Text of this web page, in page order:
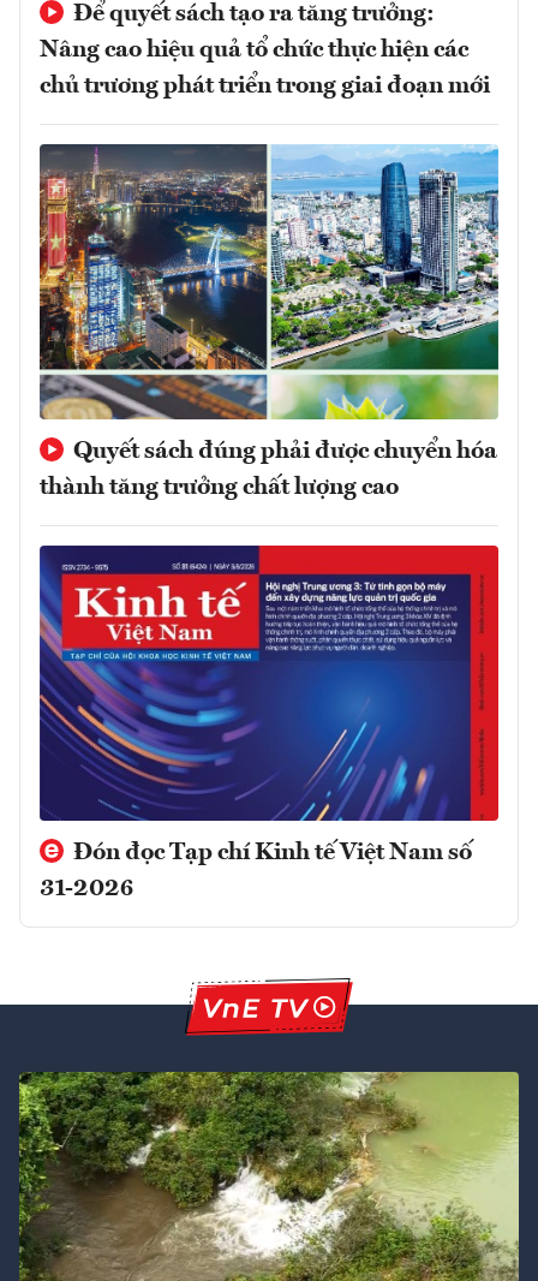
Để quyết sách tạo ra tăng trưởng:
Nâng cao hiệu quả tổ chức thực hiện các
chủ trương phát triển trong giai đoạn mới
Quyết sách đúng phải được chuyển hóa
thành tăng trưởng chất lượng cao
Đón đọc Tạp chí Kinh tế Việt Nam số
31-2026